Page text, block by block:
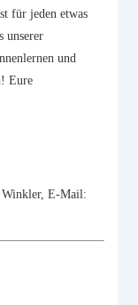
für jeden etwas
unserer
und
Eure
Winkler, E-Mail: